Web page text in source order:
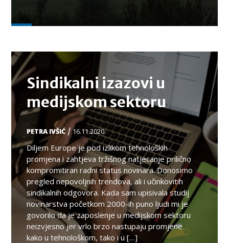
Sindikalni izazovi u
medijskom sektoru
PETRA IVŠIĆ /16.11.2020.
Diljem Europe je pod izlikom tehnoloških
promjena i zahtjeva tržišnog natjecanje prilično
kompromitiran radni status novinara. Donosimo
pregled nepovoljnih trendova, ali i učinkovitih
sindikalnih odgovora. Kada sam upisivala studij
novinarstva početkom 2000-ih puno ljudi mi je
govorilo da je zaposlenje u medijskom sektoru
neizvjesno jer vrlo brzo nastupaju promjene
kako u tehnološkom, tako i u […]